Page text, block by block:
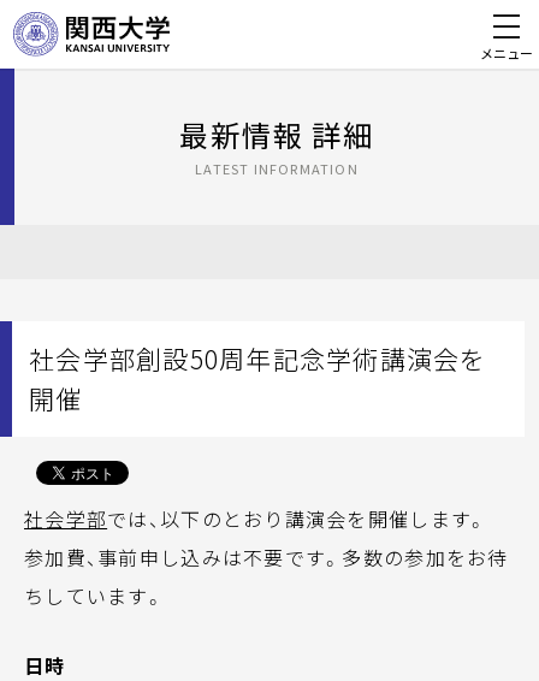
メニュー
最新情報 詳細
LATEST INFORMATION
社会学部創設50周年記念学術講演会を
開催
社会学部では、以下のとおり講演会を開催します。
参加費、事前申し込みは不要です。多数の参加をお待
ちしています。
日時